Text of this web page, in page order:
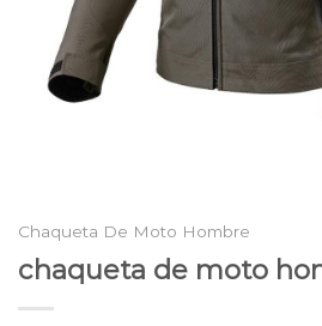
Chaqueta De Moto Hombre
chaqueta de moto